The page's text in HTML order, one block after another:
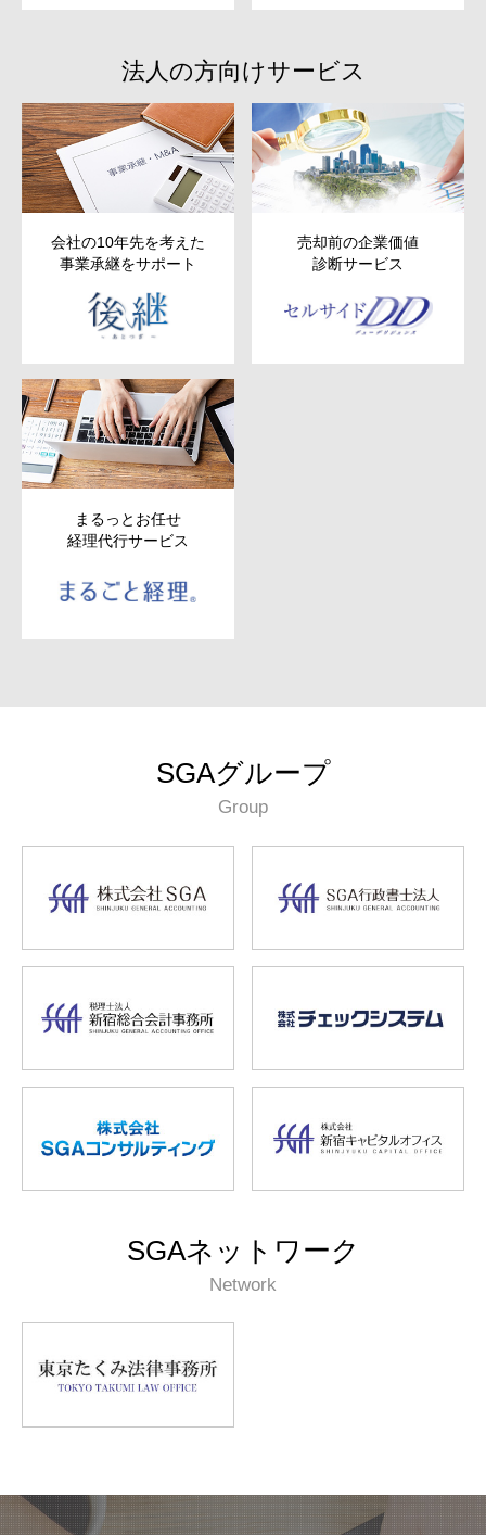
法人の方向けサービス
会社の10年先を考えた
事業承継をサポート
売却前の企業価値
診断サービス
まるっとお任せ
経理代行サービス
SGAグループ
Group
SGAネットワーク
Network